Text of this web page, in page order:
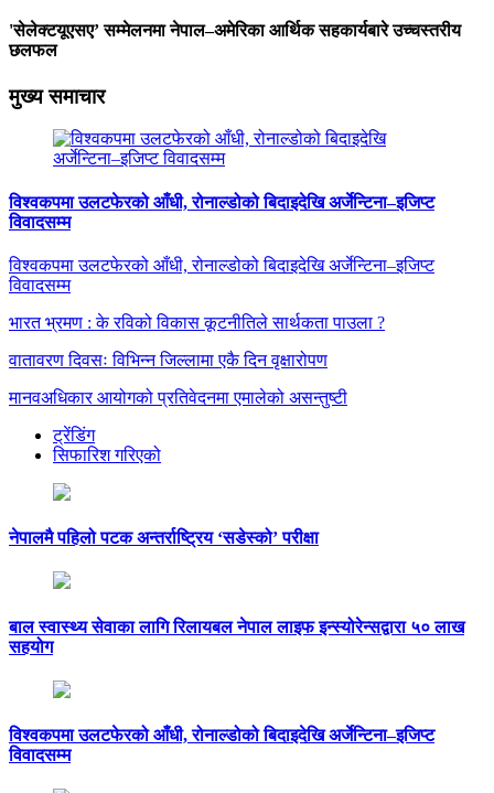
'सेलेक्टयूएसए’ सम्मेलनमा नेपाल–अमेरिका आर्थिक सहकार्यबारे उच्चस्तरीय
छलफल
मुख्य समाचार
विश्वकपमा उलटफेरको आँधी, रोनाल्डोको बिदाइदेखि अर्जेन्टिना–इजिप्ट
विवादसम्म
विश्वकपमा उलटफेरको आँधी, रोनाल्डोको बिदाइदेखि अर्जेन्टिना–इजिप्ट
विवादसम्म
भारत भ्रमण : के रविको विकास कूटनीतिले सार्थकता पाउला ?
वातावरण दिवसः विभिन्न जिल्लामा एकै दिन वृक्षारोपण
मानवअधिकार आयोगको प्रतिवेदनमा एमालेको असन्तुष्टी
ट्रेंडिंग
सिफारिश गरिएको
नेपालमै पहिलो पटक अन्तर्राष्ट्रिय ‘सडेस्को’ परीक्षा
बाल स्वास्थ्य सेवाका लागि रिलायबल नेपाल लाइफ इन्स्योरेन्सद्वारा ५० लाख
सहयोग
विश्वकपमा उलटफेरको आँधी, रोनाल्डोको बिदाइदेखि अर्जेन्टिना–इजिप्ट
विवादसम्म